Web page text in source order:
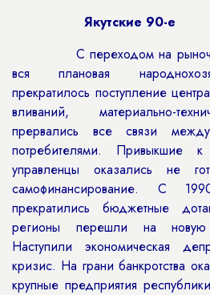
Якутские 90-е
С переходом на рыночные
вся плановая
прекратилось поступление
вливаний, материально-
прервались все связи
потребителями. Привыкшие
управленцы оказались не
самофинансирование. С
прекратились бюджетные
регионы перешли на новую
Наступили экономическая
кризис. На грани банкротства
крупные предприятия